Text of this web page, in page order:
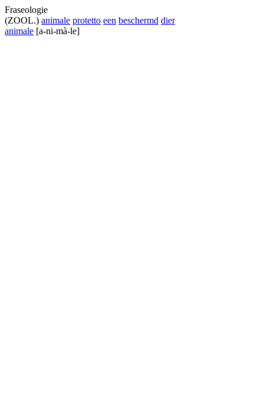
Fraseologie
(ZOOL.) animale protetto een beschermd dier
animale [a-ni-mà-le]